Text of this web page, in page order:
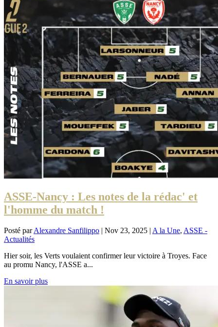
ASSE-Nancy : Les notes de la rédac' et
l'homme du match !
Posté parAlexandre Sanfilippo | Nov 23, 2025 | A la Une, ASSE -
Actualités
Hier soir, les Verts voulaient confirmer leur victoire à Troyes. Face
au promu Nancy, l'ASSE a...
En savoir plus